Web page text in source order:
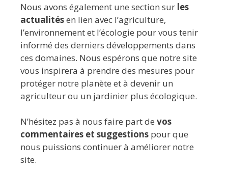
Nous avons également une section sur les
actualitésen lien avec l’agriculture,
l’environnement et l’écologie pour vous tenir
informé des derniers développements dans
ces domaines. Nous espérons que notre site
vous inspirera à prendre des mesures pour
protéger notre planète et à devenir un
agriculteur ou un jardinier plus écologique.
N’hésitez pas à nous faire part de vos
commentaires et suggestions pour que
nous puissions continuer à améliorer notre
site.